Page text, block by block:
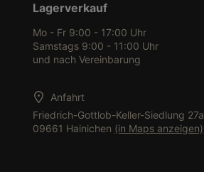
Lagerverkauf
Mo - Fr 9:00 - 17:00 Uhr
Samstags 9:00 - 11:00 Uhr
und nach Vereinbarung
Anfahrt
Friedrich-Gottlob-Keller-Siedlung 27a
09661 Hainichen (in Maps anzeigen)